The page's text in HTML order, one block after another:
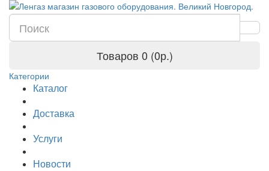
Товаров 0 (0р.)
Категории
Каталог
Доставка
Услуги
Новости